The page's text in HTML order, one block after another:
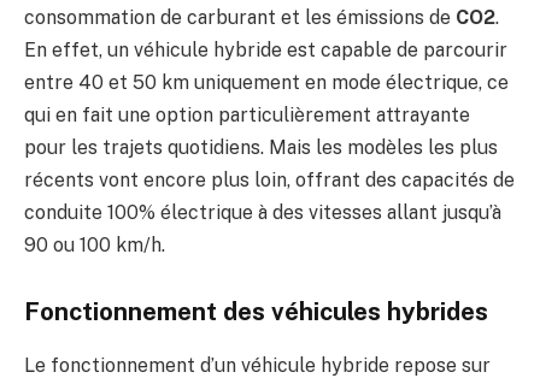
consommation de carburant et les émissions de CO2.
En effet, un véhicule hybride est capable de parcourir
entre 40 et 50 km uniquement en mode électrique, ce
qui en fait une option particulièrement attrayante
pour les trajets quotidiens. Mais les modèles les plus
récents vont encore plus loin, offrant des capacités de
conduite 100% électrique à des vitesses allant jusqu’à
90 ou 100 km/h.
Fonctionnement des véhicules hybrides
Le fonctionnement d’un véhicule hybride repose sur